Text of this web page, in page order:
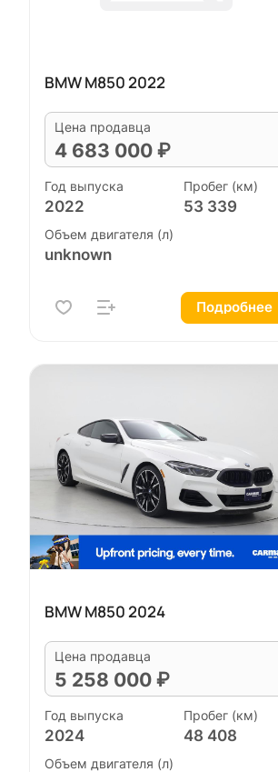
BMW M850 2022
Цена продавца
4 683 000 ₽
Год выпуска
2022
Пробег (км)
53 339
Объем двигателя (л)
unknown
Подробнее
BMW M850 2024
Цена продавца
5 258 000 ₽
Год выпуска
2024
Пробег (км)
48 408
Объем двигателя (л)